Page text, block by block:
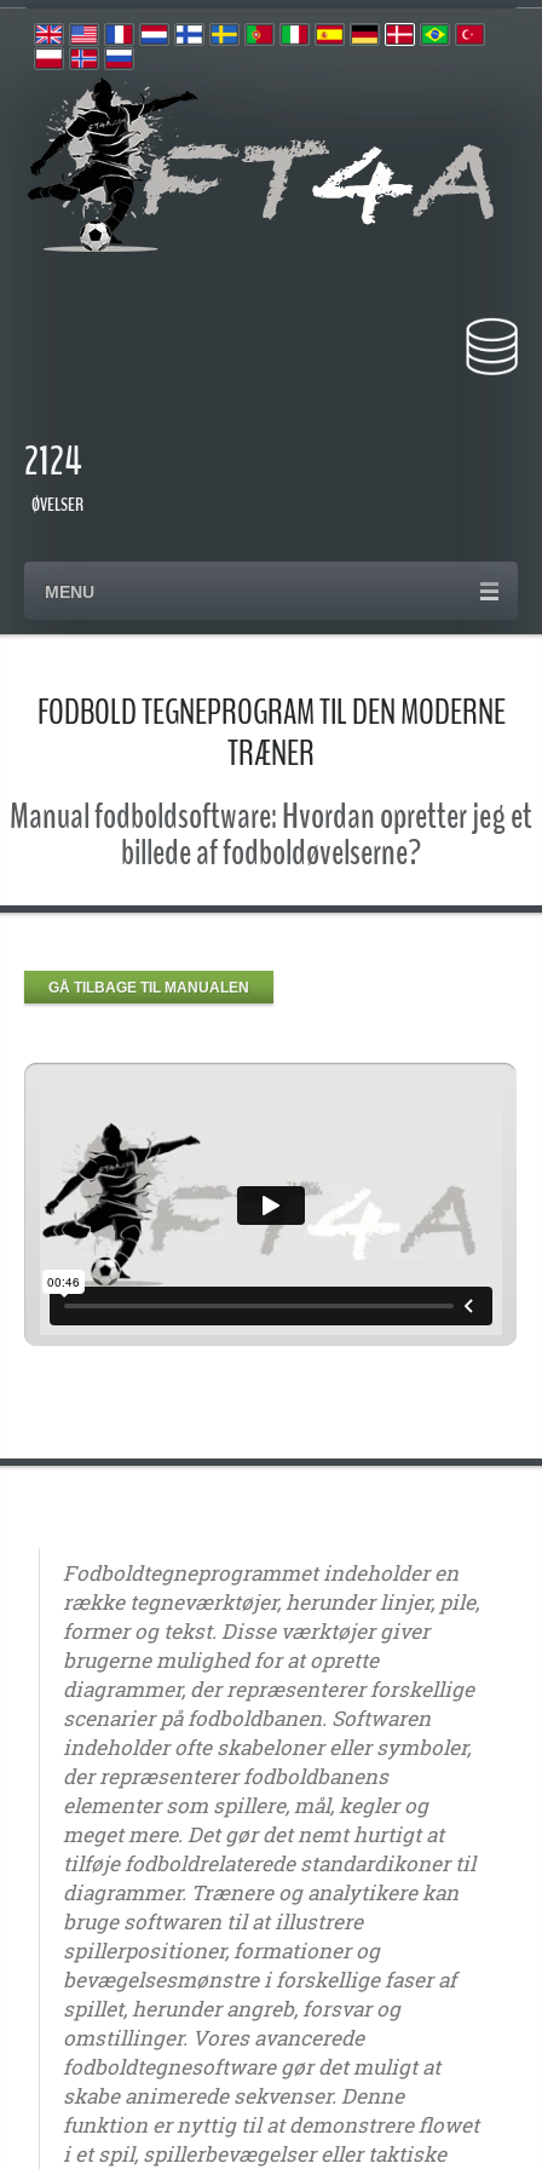
2124
ØVELSER
MENU
FODBOLD TEGNEPROGRAM TIL DEN MODERNE
TRÆNER
Manual fodboldsoftware: Hvordan opretter jeg et
billede af fodboldøvelserne?
GÅ TILBAGE TIL MANUALEN
Fodboldtegneprogrammet indeholder en
række tegneværktøjer, herunder linjer, pile,
former og tekst. Disse værktøjer giver
brugerne mulighed for at oprette
diagrammer, der repræsenterer forskellige
scenarier på fodboldbanen. Softwaren
indeholder ofte skabeloner eller symboler,
der repræsenterer fodboldbanens
elementer som spillere, mål, kegler og
meget mere. Det gør det nemt hurtigt at
tilføje fodboldrelaterede standardikoner til
diagrammer. Trænere og analytikere kan
bruge softwaren til at illustrere
spillerpositioner, formationer og
bevægelsesmønstre i forskellige faser af
spillet, herunder angreb, forsvar og
omstillinger. Vores avancerede
fodboldtegnesoftware gør det muligt at
skabe animerede sekvenser. Denne
funktion er nyttig til at demonstrere flowet
i et spil, spillerbevægelser eller taktiske